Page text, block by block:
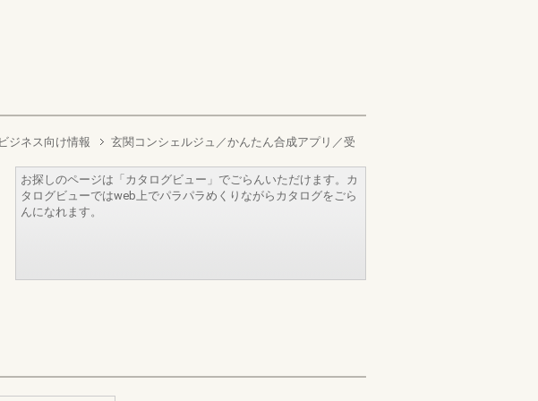
ビジネス向け情報
玄関コンシェルジュ／かんたん合成アプリ／受
お探しのページは「カタログビュー」でごらんいただけます。カ
タログビューではweb上でパラパラめくりながらカタログをごら
んになれます。